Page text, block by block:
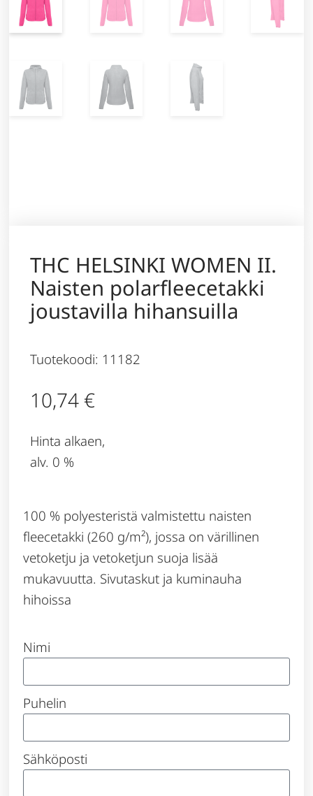
THC HELSINKI WOMEN II.
Naisten polarfleecetakki
joustavilla hihansuilla
Tuotekoodi: 11182
10,74 €
Hinta alkaen,
alv. 0 %
100 % polyesteristä valmistettu naisten
fleecetakki (260 g/m²), jossa on värillinen
vetoketju ja vetoketjun suoja lisää
mukavuutta. Sivutaskut ja kuminauha
hihoissa
Nimi
Puhelin
Sähköposti